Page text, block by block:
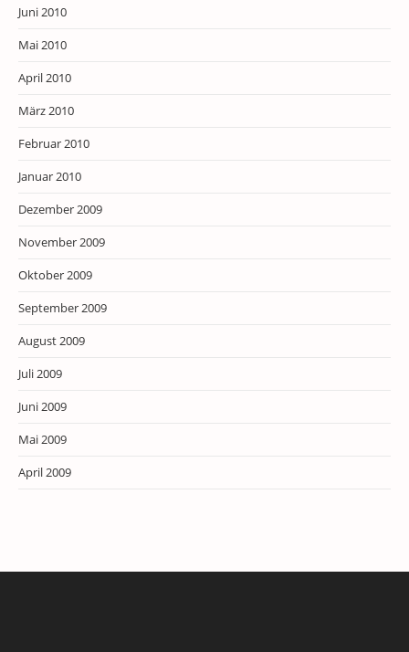
Juni 2010
Mai 2010
April 2010
März 2010
Februar 2010
Januar 2010
Dezember 2009
November 2009
Oktober 2009
September 2009
August 2009
Juli 2009
Juni 2009
Mai 2009
April 2009